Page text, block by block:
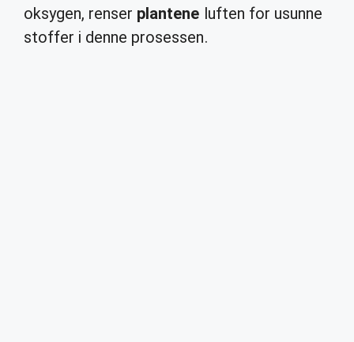
oksygen, renser plantene luften for usunne
stoffer i denne prosessen.